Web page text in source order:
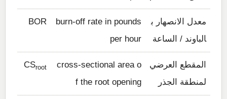
معدل الانصهار ب
الباوند / الساعة
burn-off rate in pounds
per hour
BOR
المقطع العرضي
لمنطقة الجذر
cross-sectional area o
f the root opening
CSroot